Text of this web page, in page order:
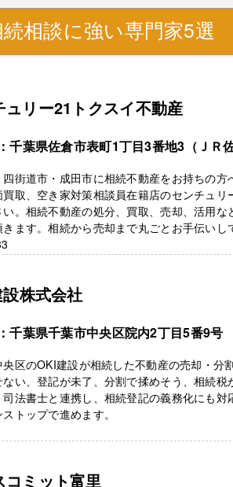
相談に強い専門家5選
ュリー21トクスイ不動産
千葉県佐倉市表町1丁目3番地3（ＪＲ
街道市・成田市に相続不動産をお持ちの方
取、空き家対策相談員在籍店のセンチュリ
。相続不動産の処分、買取、売却、活用な
きます。相続から売却まで丸ごとお手伝い
株式会社
千葉県千葉市中央区院内2丁目5番9号
区のOKI建設が相続した不動産の売却・分
ない、登記が未了、分割で揉めそう、相続税
法書士と連携し、相続登記の義務化にも対
トップで進めます。
コミット富里